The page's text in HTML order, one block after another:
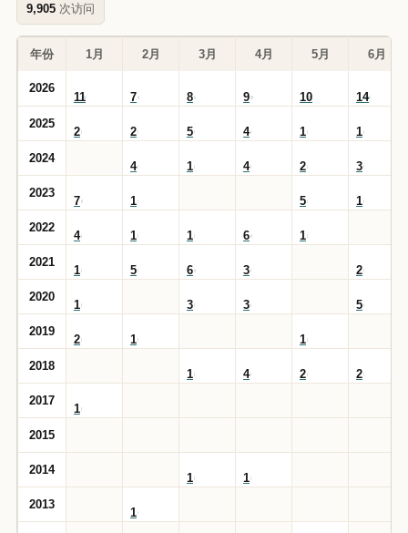
9,905 次访问
年份 1月 2月 3月 4月 5月 6月
2026
11 7 8 9 10
14
2025
2 2 5 4 1
1
2024
4 1 4 2
3
2023
7 1 5
1
2022
4 1 1 6
1
2021
1 5 6 3
2
2020
1 3 3
5
2019
2 1
1
2018
1 4 2
2
2017
1
2015
2014
1
1
2013
1